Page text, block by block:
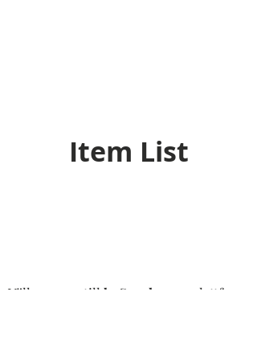
Item List
Välkommen till bySwedes
, en plattform